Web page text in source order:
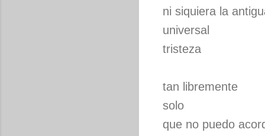
ni siquiera la
universal
tristeza
tan libremente
solo
que no puedo